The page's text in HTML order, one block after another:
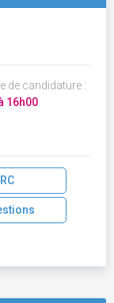
de candidature :
16h00
RC